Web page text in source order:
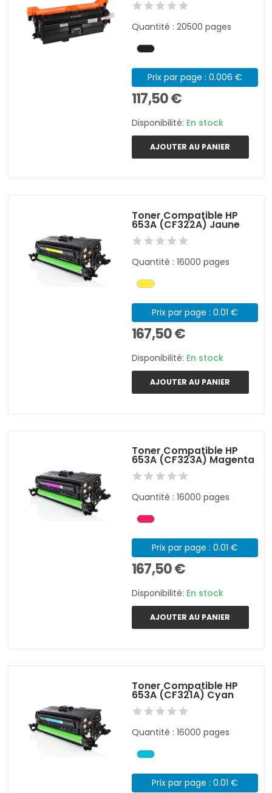
Quantité : 20500 pages
Prix par page : 0.006 €
117,50 €
Disponibilité: En stock
AJOUTER AU PANIER
Toner Compatible HP
653A (CF322A) Jaune
Quantité : 16000 pages
Prix par page : 0.01 €
167,50 €
Disponibilité: En stock
AJOUTER AU PANIER
Toner Compatible HP
653A (CF323A) Magenta
Quantité : 16000 pages
Prix par page : 0.01 €
167,50 €
Disponibilité: En stock
AJOUTER AU PANIER
Toner Compatible HP
653A (CF321A) Cyan
Quantité : 16000 pages
Prix par page : 0.01 €